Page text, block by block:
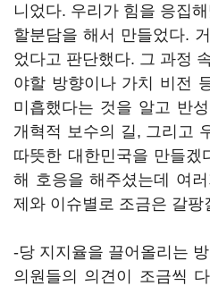
니었다. 우리가 힘을 응집
할분담을 해서 만들었다.
었다고 판단했다. 그 과정
야할 방향이나 가치 비전
미흡했다는 것을 알고 반
개혁적 보수의 길, 그리고
따뜻한 대한민국을 만들겠
해 호응을 해주셨는데 여
제와 이슈별로 조금은 갈팡
-당 지지율을 끌어올리는
의원들의 의견이 조금씩